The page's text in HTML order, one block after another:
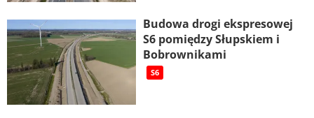
Budowa drogi ekspresowej
S6 pomiędzy Słupskiem i
Bobrownikami
S6